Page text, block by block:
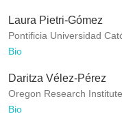
Laura Pietri-Gómez
Pontificia Universidad
Bio
Daritza Vélez-Pérez
Oregon Research Institute
Bio